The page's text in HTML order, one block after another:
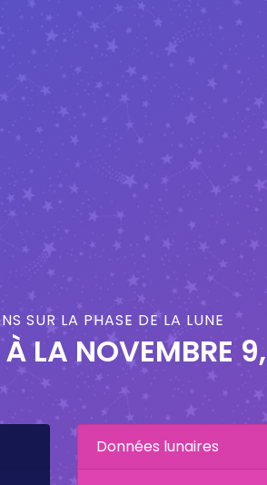
SUR LA PHASE DE LA LUNE
LA NOVEMBRE
Données lunaires